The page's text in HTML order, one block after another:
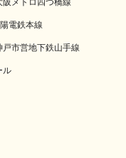
阪メトロ四つ橋線
電鉄本線
戸市営地下鉄山手線
ル